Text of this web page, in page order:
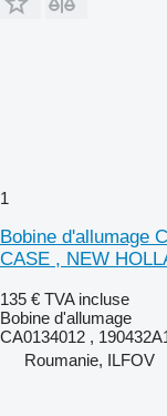
1
Bobine d'allumage
CASE , NEW
135 € TVA incluse
Bobine d'allumage
CA0134012 ,
Roumanie, ILFOV